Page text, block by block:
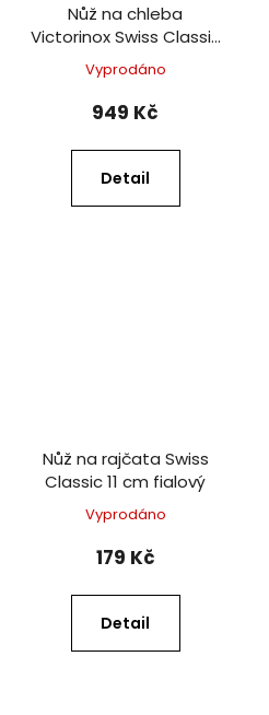
Nůž na chleba
Victorinox Swiss Classic
21 cm červený
Vyprodáno
949 Kč
Detail
Nůž na rajčata Swiss
Classic 11 cm fialový
Vyprodáno
179 Kč
Detail